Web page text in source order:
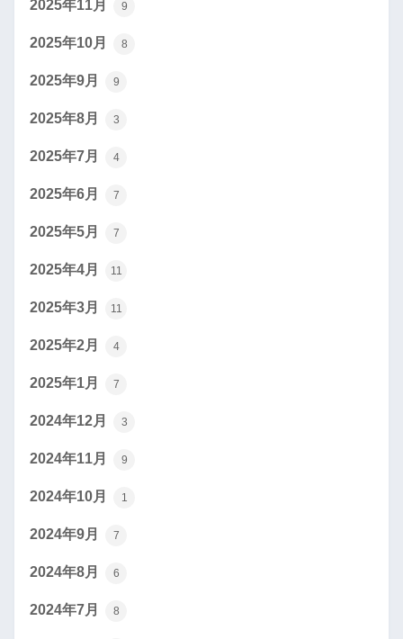
2025年11月 9
2025年10月 8
2025年9月 9
2025年8月 3
2025年7月 4
2025年6月 7
2025年5月 7
2025年4月 11
2025年3月 11
2025年2月 4
2025年1月 7
2024年12月 3
2024年11月 9
2024年10月 1
2024年9月 7
2024年8月 6
2024年7月 8